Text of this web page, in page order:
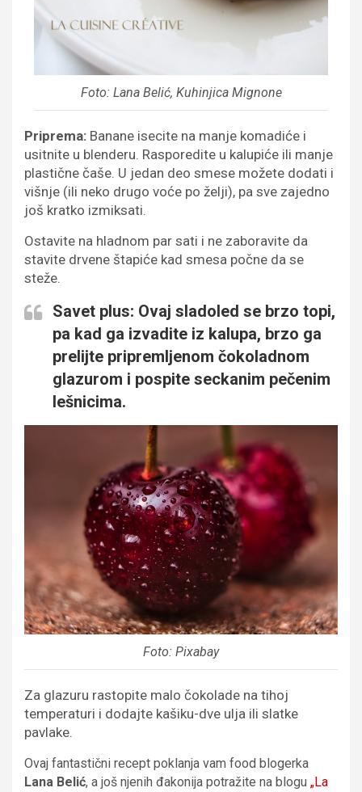
Foto: Lana Belić, Kuhinjica Mignone
Priprema: Banane isecite na manje komadiće i
usitnite u blenderu. Rasporedite u kalupiće ili manje
plastične čaše. U jedan deo smese možete dodati i
višnje (ili neko drugo voće po želji), pa sve zajedno
još kratko izmiksati.
Ostavite na hladnom par sati i ne zaboravite da
stavite drvene štapiće kad smesa počne da se
steže.
Savet plus: Ovaj sladoled se brzo topi,
pa kad ga izvadite iz kalupa, brzo ga
prelijte pripremljenom čokoladnom
glazurom i pospite seckanim pečenim
lešnicima.
Foto: Pixabay
Za glazuru rastopite malo čokolade na tihoj
temperaturi i dodajte kašiku-dve ulja ili slatke
pavlake.
Ovaj fantastični recept poklanja vam food blogerka
Lana Belić, a još njenih đakonija potražite na blogu „La